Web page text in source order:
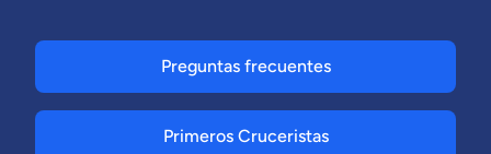
Preguntas frecuentes
Primeros Cruceristas